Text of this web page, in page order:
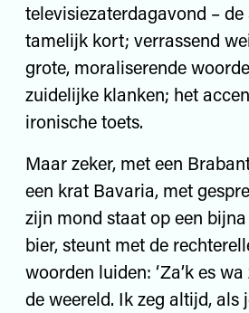
televisiezaterdagavond – de
tamelijk kort; verrassend
grote, moraliserende
zuidelijke klanken; het
ironische toets.
Maar zeker, met een
een krat Bavaria, met
zijn mond staat op een
bier, steunt met de
woorden luiden: ‘Za’k es
de weereld. Ik zeg altijd,